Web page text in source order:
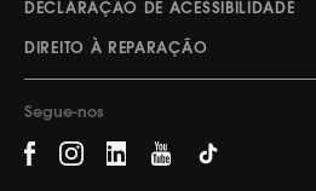
DECLARAÇÃO DE ACESSIBILIDADE
DIREITO À REPARAÇÃO
Segue-nos